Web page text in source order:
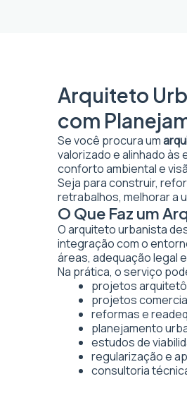
Arquiteto
com
Se você procura um
valorizado e alinhado
conforto ambiental e
Seja para construir,
retrabalhos, melhorar a
O Que Faz um
O arquiteto urbanista
integração com o
áreas, adequação legal
Na prática, o serviço
projetos
projetos
reformas e
planejamento
estudos de
regularização e
consultoria